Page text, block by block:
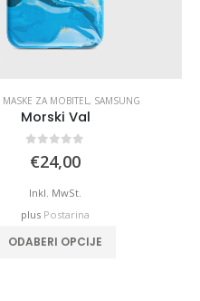
MASKE ZA MOBITEL, SAMSUNG
Morski Val
€24,00
Inkl. MwSt.
plus Postarina
ODABERI OPCIJE